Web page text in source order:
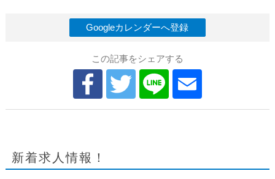
Googleカレンダーへ登録
この記事をシェアする
新着求人情報！